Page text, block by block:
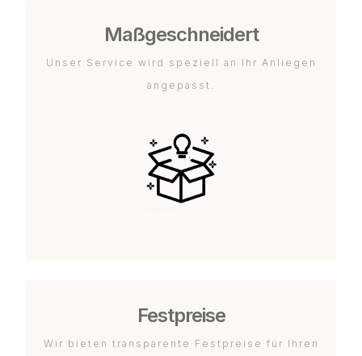
Maßgeschneidert
Unser Service wird speziell an Ihr Anliegen
angepasst.
Festpreise
Wir bieten transparente Festpreise für Ihren